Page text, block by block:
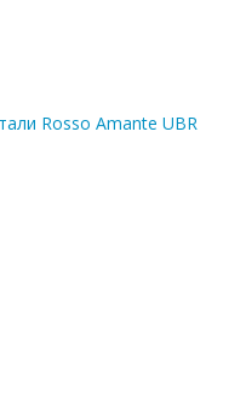
Rosso Amante UBR